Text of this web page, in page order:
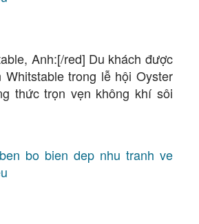
Anh:[/red] Du khách được
Whitstable trong lễ hội Oyster
thức trọn vẹn không khí sôi